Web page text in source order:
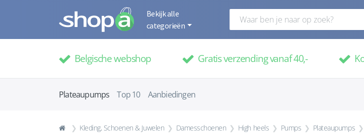
Bekijk alle
categorieën
Belgische webshop Gratis verzending vanaf 40,-
Plateaupumps Top 10 Aanbiedingen
Kleding, Schoenen & Juwelen Damesschoenen High heels Pumps Plateaupumps